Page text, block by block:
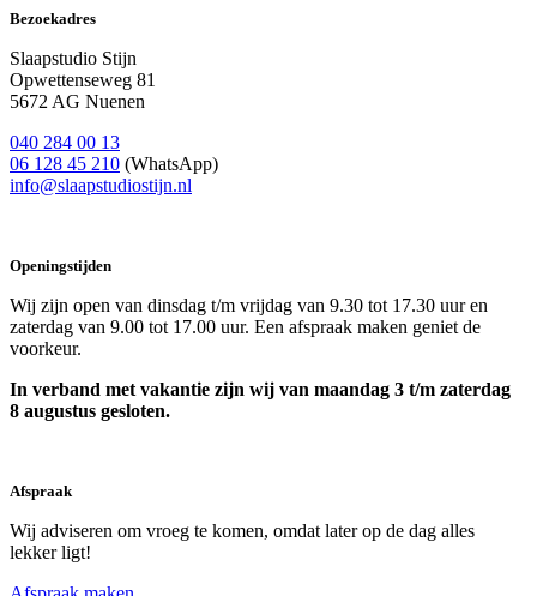
Bezoekadres
Slaapstudio Stijn
Opwettenseweg 81
5672 AG Nuenen
040 284 00 13
06 128 45 210 (WhatsApp)
info@slaapstudiostijn.nl
Openingstijden
Wij zijn open van dinsdag t/m vrijdag van 9.30 tot 17.30 uur en
zaterdag van 9.00 tot 17.00 uur. Een afspraak maken geniet de
voorkeur.
In verband met vakantie zijn wij van maandag 3 t/m zaterdag
8 augustus gesloten.
Afspraak
Wij adviseren om vroeg te komen, omdat later op de dag alles
lekker ligt!